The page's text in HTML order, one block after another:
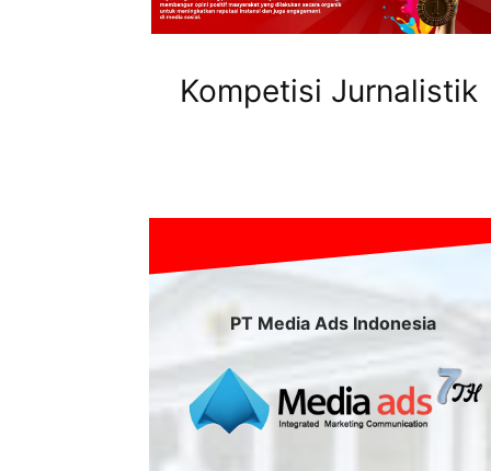
Kompetisi Jurnalistik
PT Media Ads Indonesia